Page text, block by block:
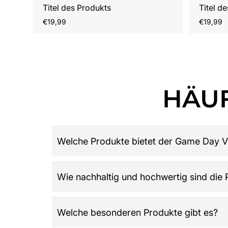
Titel des Produkts
Regulärer
€19,99
Titel
Regulärer
€19,99
Welche Produkte bietet der Game Day
Damen, Herren und Kinder, Retro-Trikots,
Wie nachhaltig und hochwertig sind die
wird und die Werte der Community
Welche besonderen Produkte gibt es?